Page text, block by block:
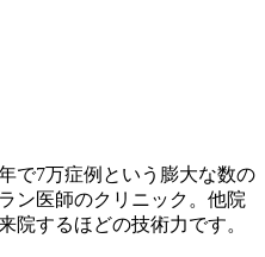
で7万症例という膨大な数の
ン医師のクリニック。他院
院するほどの技術力です。